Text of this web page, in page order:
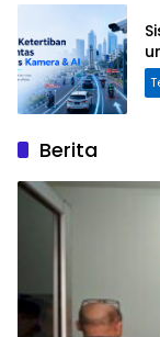
Berita